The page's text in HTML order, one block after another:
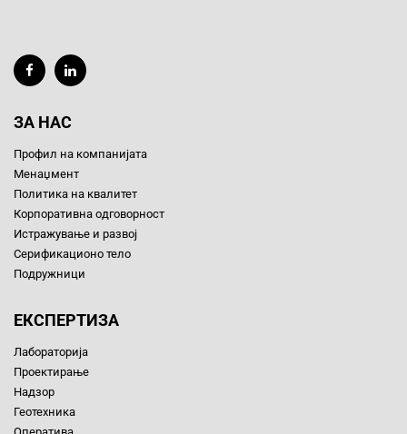
ЗА НАС
Профил на компанијата
Менаџмент
Политика на квалитет
Корпоративна одговорност
Истражување и развој
Серификационо тело
Подружници
ЕКСПЕРТИЗА
Лабораторија
Проектирање
Надзор
Геотехника